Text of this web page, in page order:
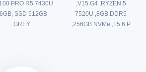
PRO R5 7430U
SSD 512GB
GREY
,V15 G4 ,RYZEN 5
7520U ,8GB DDR5
,256GB NVMe ,15.6 P